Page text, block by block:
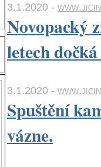
3.1.2020 -
Novopacký
letech
3.1.2020 -
Spuštění
vázne.